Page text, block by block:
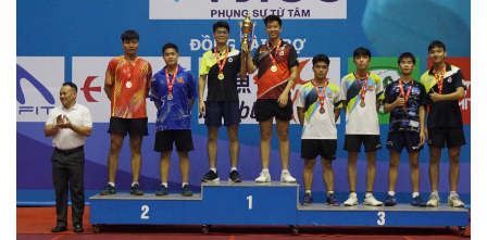
Sức khỏe
Dinh dưỡng - món ngon
Cây thuốc
Sản phụ khoa
Nhi khoa
Nam khoa
Làm đẹp - giảm cân
Phòng mạch online
Đời sống
Nhà đẹp
Blog
Tình yêu - Gia đình